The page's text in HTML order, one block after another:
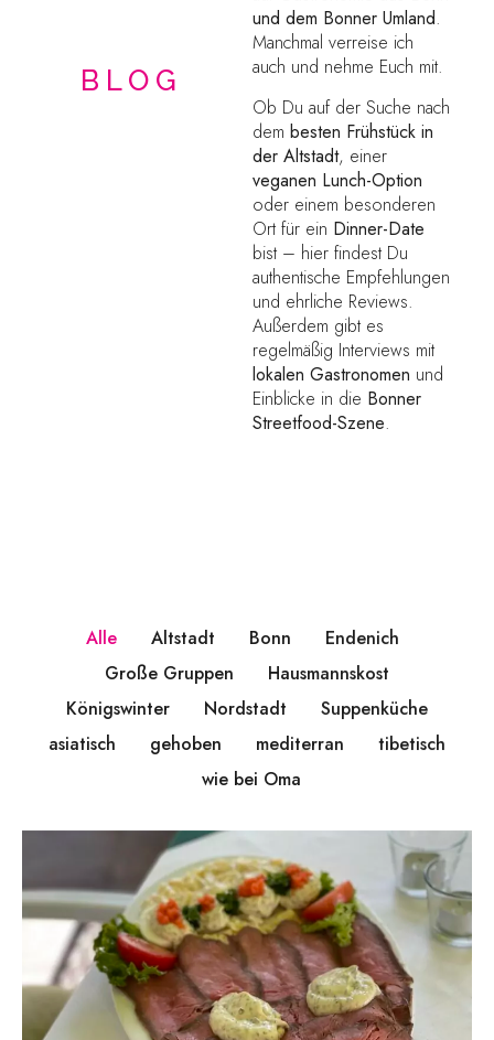
BLOG
und dem Bonner Umland.
Manchmal verreise ich
auch und nehme Euch mit.
Ob Du auf der Suche nach
dem besten Frühstück in
der Altstadt, einer
veganen Lunch-Option
oder einem besonderen
Ort für ein Dinner-Date
bist – hier findest Du
authentische Empfehlungen
und ehrliche Reviews.
Außerdem gibt es
regelmäßig Interviews mit
lokalen Gastronomen und
Einblicke in die Bonner
Streetfood-Szene.
Alle Altstadt Bonn
Endenich
Große Gruppen
Hausmannskost
Königswinter
Nordstadt
Suppenküche
asiatisch
gehoben mediterran
tibetisch
wie bei Oma